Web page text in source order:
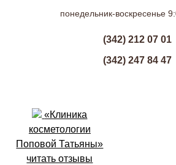
понедельник-воскресенье
(342) 212 07 01
(342) 247 84 47
«Клиника
косметологии
Поповой Татьяны»
читать отзывы